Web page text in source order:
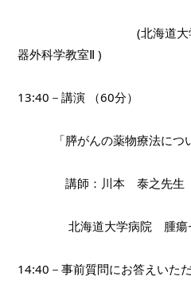
(北海道大学大学院
器外科学教室Ⅱ )
13:40－講演 （60分）
「膵がんの薬物療法につい
講師：川本　泰之先生
北海道大学病院　腫瘍
14:40－事前質問にお答えいただ